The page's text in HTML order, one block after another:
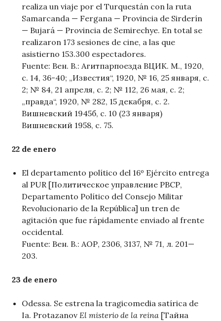
realiza un viaje por el Turquestán con la ruta
Samarcanda — Fergana — Provincia de Sirderín
— Bujará — Provincia de Semirechye. En total se
realizaron 173 sesiones de cine, a las que
asistierno 153.300 espectadores.
Fuente: Вен. В.: Агитпарпоезда ВЦИК. М., 1920,
с. 14, 36-40; „Известия“, 1920, № 16, 25 января, с.
2; № 84, 21 апреля, с. 2; № 112, 26 мая, с. 2;
„правда“, 1920, № 282, 15 декабря, с. 2.
Вишневский 1945б, с. 10 (23 января)
Вишневский 1958, с. 75.
22 de enero
El departamento político del 16º Ejército entrega
al PUR [Политическое управление РВСР,
Departamento Político del Consejo Militar
Revolucionario de la República] un tren de
agitación que fue rápidamente enviado al frente
occidental.
Fuente: Вен. В.: АОР, 2306, 3137, № 71, л. 201—
203.
23 de enero
Odessa. Se estrena la tragicomedia satírica de
Ia. Protazanov El misterio de la reina [Тайна